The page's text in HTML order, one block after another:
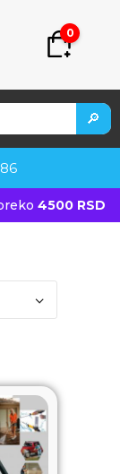
0
🔎
4500 RSD